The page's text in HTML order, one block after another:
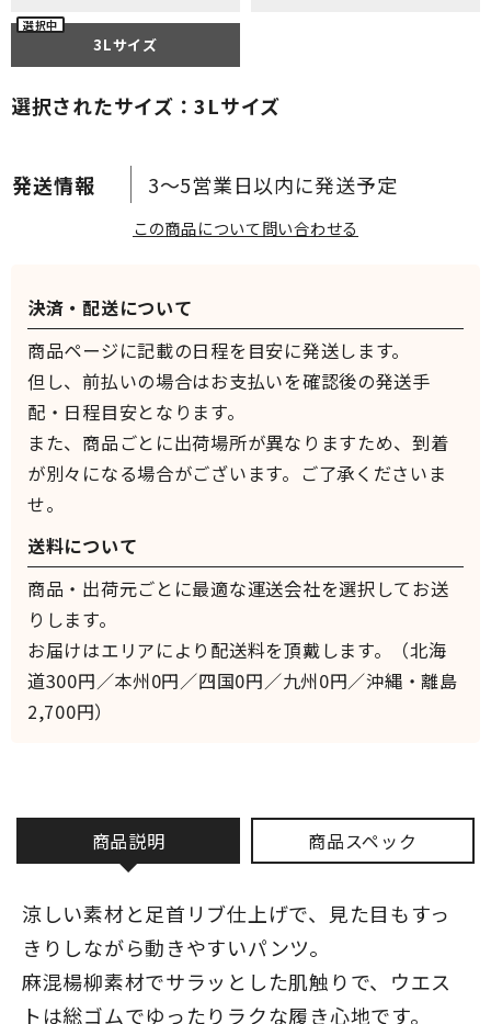
3～5営業日以内に発送予定
3Lサイズ
選択されたサイズ：3Lサイズ
この商品について問い合わせる
商品説明 商品スペック
涼しい素材と足首リブ仕上げで、見た目もすっ
きりしながら動きやすいパンツ。
麻混楊柳素材でサラッとした肌触りで、ウエス
トは総ゴムでゆったりラクな履き心地です。
決済・配送について
商品ページに記載の日程を目安に発送します。
但し、前払いの場合はお支払いを確認後の発送手
配・日程目安となります。
また、商品ごとに出荷場所が異なりますため、到着
が別々になる場合がございます。ご了承くださいま
せ。
送料について
商品・出荷元ごとに最適な運送会社を選択してお送
りします。
お届けはエリアにより配送料を頂戴します。（北海
道300円／本州0円／四国0円／九州0円／沖縄・離島
2,700円）